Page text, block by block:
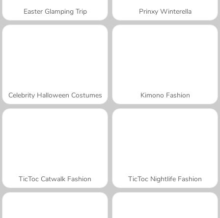
Easter Glamping Trip Prinxy Winterella
Celebrity Halloween Costumes Kimono Fashion
TicToc Catwalk Fashion TicToc Nightlife Fashion